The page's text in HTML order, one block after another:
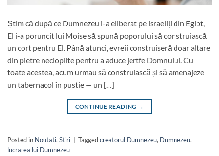
Știm că după ce Dumnezeu i-a eliberat pe israeliți din Egipt,
El i-a poruncit lui Moise să spună poporului să construiască
un cort pentru El. Până atunci, evreii construiseră doar altare
din pietre necioplite pentru a aduce jertfe Domnului. Cu
toate acestea, acum urmau să construiască și să amenajeze
un tabernacol în pustie — un […]
CONTINUE READING →
Posted in Noutati, Stiri Taggedcreatorul Dumnezeu, Dumnezeu,
lucrarea lui Dumnezeu